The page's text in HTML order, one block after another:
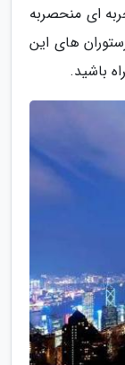
ای منحصربه
های این
باشید.